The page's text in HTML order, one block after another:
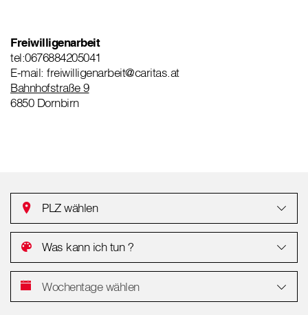
Freiwilligenarbeit
tel:0676884205041
E-mail: freiwilligenarbeit@caritas.at
Bahnhofstraße 9
6850 Dornbirn
PLZ wählen
Was kann ich tun ?
Wochentage wählen